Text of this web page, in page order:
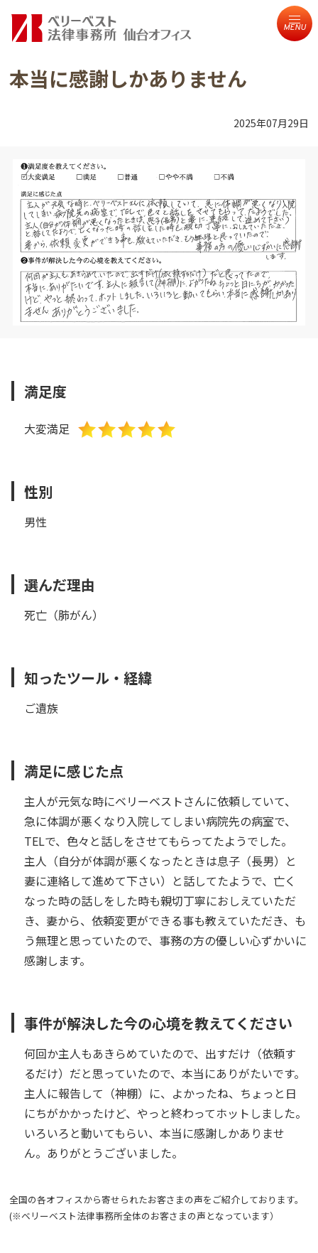
MENU
本当に感謝しかありません
2025年07月29日
満足度
大変満足
性別
男性
選んだ理由
死亡（肺がん）
知ったツール・経緯
ご遺族
満足に感じた点
主人が元気な時にベリーベストさんに依頼していて、
急に体調が悪くなり入院してしまい病院先の病室で、
TELで、色々と話しをさせてもらってたようでした。
主人（自分が体調が悪くなったときは息子（長男）と
妻に連絡して進めて下さい）と話してたようで、亡く
なった時の話しをした時も親切丁寧におしえていただ
き、妻から、依頼変更ができる事も教えていただき、も
う無理と思っていたので、事務の方の優しい心ずかいに
感謝します。
事件が解決した今の心境を教えてください
何回か主人もあきらめていたので、出すだけ（依頼す
るだけ）だと思っていたので、本当にありがたいです。
主人に報告して（神棚）に、よかったね、ちょっと日
にちがかかったけど、やっと終わってホットしました。
いろいろと動いてもらい、本当に感謝しかありませ
ん。ありがとうございました。
全国の各オフィスから寄せられたお客さまの声をご紹介しております。
(※ベリーベスト法律事務所全体のお客さまの声となっています）